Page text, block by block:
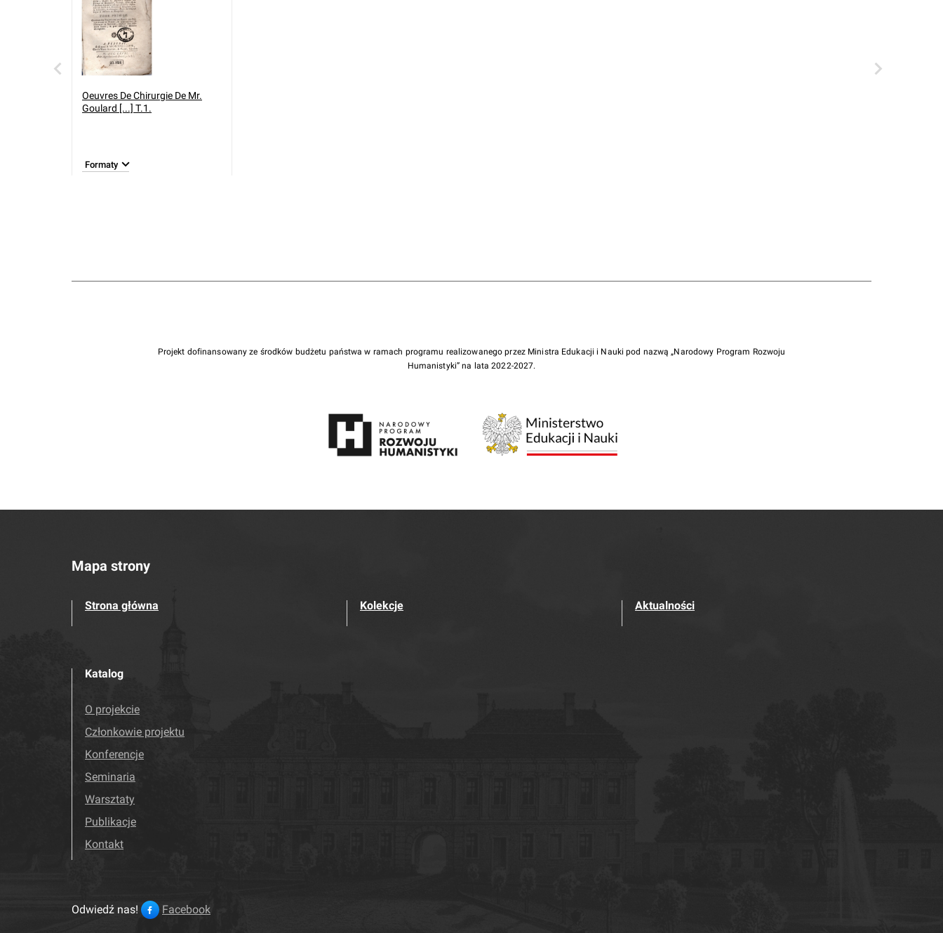
Oeuvres De Chirurgie De Mr.
Goulard [...] T.1.
Formaty
Projekt dofinansowany ze środków budżetu państwa w ramach programu realizowanego przez Ministra Edukacji i Nauki pod nazwą „Narodowy Program Rozwoju
Humanistyki” na lata 2022-2027.
Mapa strony
Strona główna Kolekcje Aktualności
Katalog
O projekcie
Członkowie projektu
Konferencje
Seminaria
Warsztaty
Publikacje
Kontakt
Odwiedź nas! Facebook